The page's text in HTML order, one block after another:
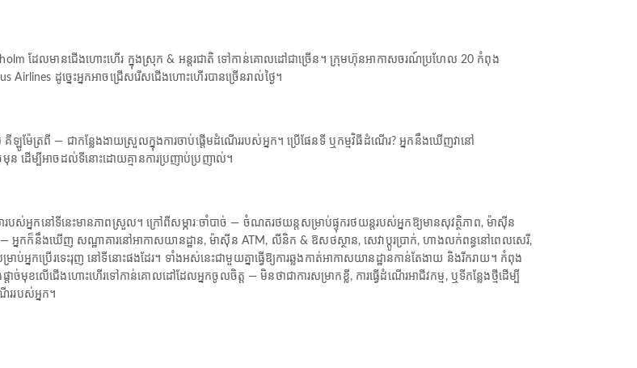
ដែលមានជើងហោះហើរ ក្នុងស្រុក & អន្តរជាតិ ទៅកាន់គោលដៅជាច្រើន។ ក្រុមហ៊ុនអាកាសចរណ៍ប្រហែល 20 កំពុង
ដូច្នេះអ្នកអាចជ្រើសរើសជើងហោះហើរបានច្រើនរាល់ថ្ងៃ។
ែត្រពី — ជាកន្លែងងាយស្រួលក្នុងការចាប់ផ្តើមដំណើររបស់អ្នក។ ប្រើផែនទី ឬកម្មវិធីដំណើរ? អ្នកនឹងឃើញវានៅ
ដើម្បីអាចដល់ទីនោះដោយគ្មានការប្រញាប់ប្រញាល់។
បស់អ្នកនៅទីនេះមានភាពស្រួល។ ក្រៅពីសម្ភារៈចាំបាច់ — ចំណតរថយន្តសម្រាប់ផ្ទុករថយន្តរបស់អ្នកឱ្យមានសុវត្ថិភាព, ម៉ាស៊ីន
អ្នកក៏នឹងឃើញ សណ្ឋាគារនៅអាកាសយានដ្ឋាន, ម៉ាស៊ីន ATM, លីនិក & ឱសថស្ថាន, សេវាប្តូរប្រាក់, ហាងលក់ពន្ធនៅពេលសេរី,
កប្រើរទេះរុញ នៅទីនោះផងដែរ។ ទាំងអស់នេះជាមួយគ្នាធ្វើឱ្យការឆ្លងកាត់អាកាសយានដ្ឋានកាន់តែងាយ និងរីករាយ។ កំពុង
ច់មុខលើជើងហោះហើរទៅកាន់គោលដៅដែលអ្នកចូលចិត្ត — មិនថាជាការសម្រាកខ្លី, ការធ្វើដំណើរអាជីវកម្ម, ឬទីកន្លែងថ្មីដើម្បី
ររបស់អ្នក។